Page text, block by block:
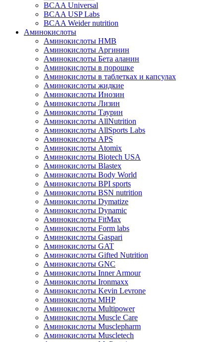
BCAA Universal
BCAA USP Labs
BCAA Weider nutrition
Аминокислоты
Аминокислоты HMB
Аминокислоты Аргинин
Аминокислоты Бета аланин
Аминокислоты в порошке
Аминокислоты в таблетках и капсулах
Аминокислоты жидкие
Аминокислоты Инозин
Аминокислоты Лизин
Аминокислоты Таурин
Аминокислоты AllNutrition
Аминокислоты AllSports Labs
Аминокислоты APS
Аминокислоты Atomix
Аминокислоты Biotech USA
Аминокислоты Blastex
Аминокислоты Body World
Аминокислоты BPI sports
Аминокислоты BSN nutrition
Аминокислоты Dymatize
Аминокислоты Dynamic
Аминокислоты FitMax
Аминокислоты Form labs
Аминокислоты Gaspari
Аминокислоты GAT
Аминокислоты Gifted Nutrition
Аминокислоты GNC
Аминокислоты Inner Armour
Аминокислоты Ironmaxx
Аминокислоты Kevin Levrone
Аминокислоты MHP
Аминокислоты Multipower
Аминокислоты Muscle Care
Аминокислоты Musclepharm
Аминокислоты Muscletech